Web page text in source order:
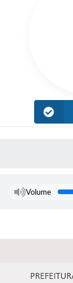
Volume